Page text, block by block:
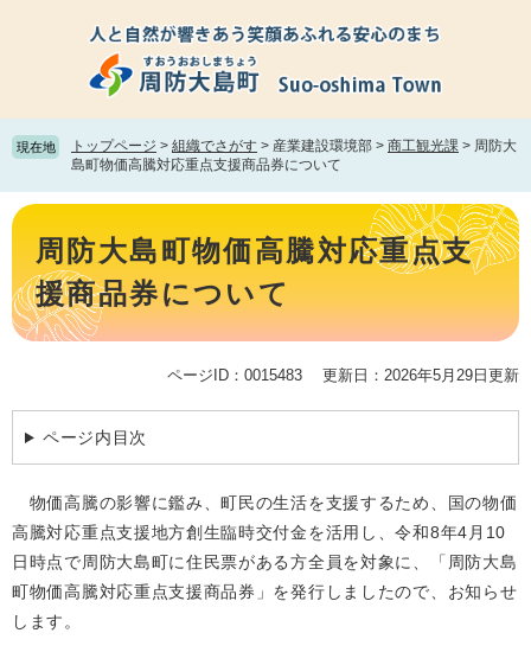
頭
で
飛
ば
て
現在地 トップページ > 組織でさがす > 産業建設環境部 > 商工観光課 > 周防大
島町物価高騰対応重点支援商品券について
本
周防大島町物価高騰対応重点支
援商品券について
ページID：0015483 更新日：2026年5月29日更新
ページ内目次
物価高騰の影響に鑑み、町民の生活を支援するため、国の物価
高騰対応重点支援地方創生臨時交付金を活用し、令和8年4月10
日時点で周防大島町に住民票がある方全員を対象に、「周防大島
町物価高騰対応重点支援商品券」を発行しましたので、お知らせ
します。